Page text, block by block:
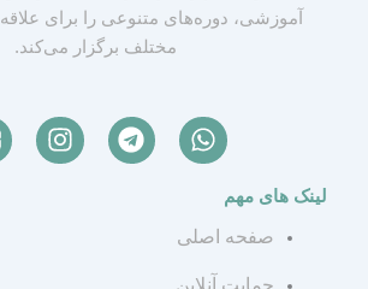
آموزشی، دوره‌های متنوعی را برای
مختلف برگزار می‌کند.
W
h
s
T
e
I
n
لینک های مهم
صفحه اصلی